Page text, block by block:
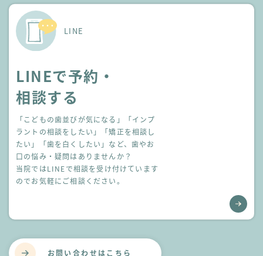
LINE
LINEで予約・
相談する
「こどもの歯並びが気になる」「インプ
ラントの相談をしたい」
「矯正を相談し
たい」「歯を白くしたい」など、歯やお
口の悩み・疑問はありませんか？
当院ではLINEで相談を受け付けています
のでお気軽にご相談ください。
お問い合わせはこちら